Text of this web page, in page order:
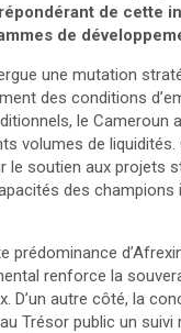
de cette
de
une mutation
des conditions
le Cameroun
volumes de
le soutien aux projets
des
renforce la
autre côté, la
Trésor public un